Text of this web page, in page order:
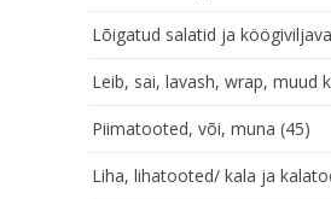
Lõigatud salatid ja
Leib, sai, lavash, wrap, muud
Piimatooted, või, muna (45)
Liha, lihatooted/ kala ja